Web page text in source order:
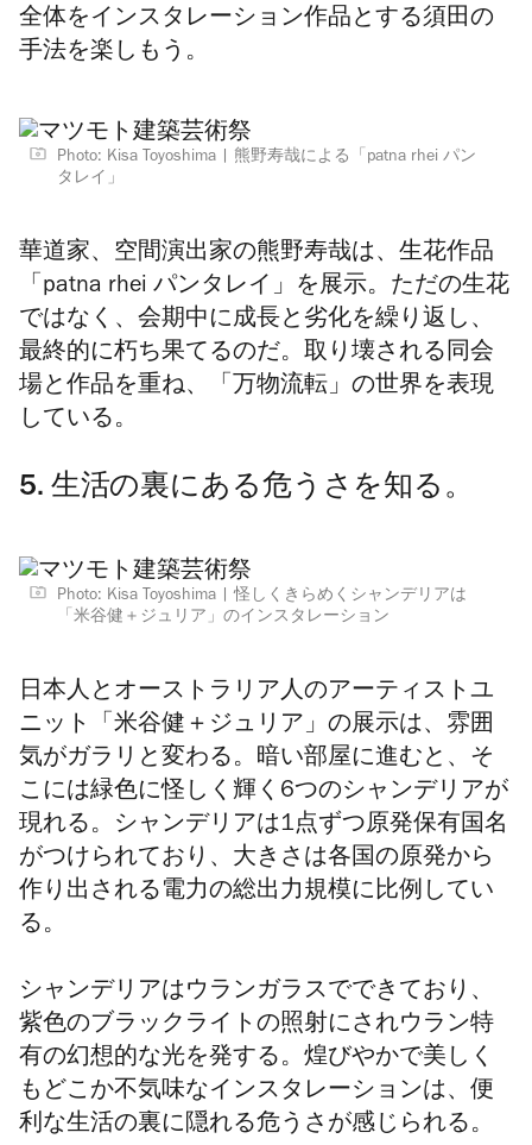
全体をインスタレーション作品とする須田の
手法を楽しもう。
Photo: Kisa Toyoshima
熊野寿哉による「patna rhei パン
タレイ」
華道家、空間演出家の熊野寿哉は、生花作品
「patna rhei パンタレイ」を展示。ただの生花
ではなく、会期中に成長と劣化を繰り返し、
最終的に朽ち果てるのだ。取り壊される同会
場と作品を重ね、「万物流転」の世界を表現
している。
5. 生活の裏にある危うさを知る。
Photo: Kisa Toyoshima
怪しくきらめくシャンデリアは
「米谷健＋ジュリア」のインスタレーション
日本人とオーストラリア人のアーティストユ
ニット「米谷健＋ジュリア」の展示は、雰囲
気がガラリと変わる。暗い部屋に進むと、そ
こには緑色に怪しく輝く6つのシャンデリアが
現れる。シャンデリアは1点ずつ原発保有国名
がつけられており、大きさは各国の原発から
作り出される電力の総出力規模に比例してい
る。
シャンデリアはウランガラスでできており、
紫色のブラックライトの照射にされウラン特
有の幻想的な光を発する。煌びやかで美しく
もどこか不気味なインスタレーションは、便
利な生活の裏に隠れる危うさが感じられる。